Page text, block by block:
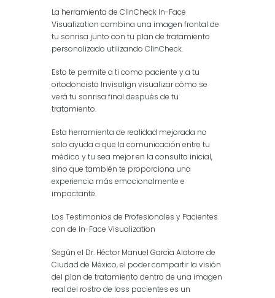
La herramienta de ClinCheck In-Face
Visualization combina una imagen frontal de
tu sonrisa junto con tu plan de tratamiento
personalizado utilizando ClinCheck.
Esto te permite a ti como paciente y a tu
ortodoncista Invisalign visualizar cómo se
verá tu sonrisa final después de tu
tratamiento.
Esta herramienta de realidad mejorada no
solo ayuda a que la comunicación entre tu
médico y tu sea mejor en la consulta inicial,
sino que también te proporciona una
experiencia más emocionalmente e
impactante.
Los Testimonios de Profesionales y Pacientes
con de In-Face Visualization
Según el Dr. Héctor Manuel García Alatorre de
Ciudad de México, el poder compartir la visión
del plan de tratamiento dentro de una imagen
real del rostro de loss pacientes es un